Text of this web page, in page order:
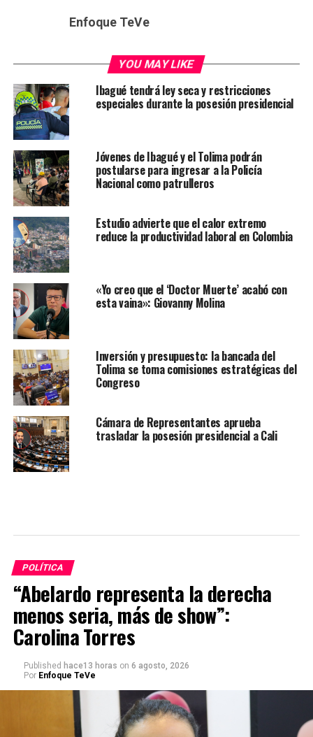
Enfoque TeVe
YOU MAY LIKE
Ibagué tendrá ley seca y restricciones
especiales durante la posesión presidencial
Jóvenes de Ibagué y el Tolima podrán
postularse para ingresar a la Policía
Nacional como patrulleros
Estudio advierte que el calor extremo
reduce la productividad laboral en Colombia
«Yo creo que el ‘Doctor Muerte’ acabó con
esta vaina»: Giovanny Molina
Inversión y presupuesto: la bancada del
Tolima se toma comisiones estratégicas del
Congreso
Cámara de Representantes aprueba
trasladar la posesión presidencial a Cali
POLÍTICA
“Abelardo representa la derecha
menos seria, más de show”:
Carolina Torres
Published hace13 horas on 6 agosto, 2026
Por Enfoque TeVe